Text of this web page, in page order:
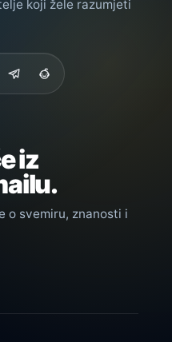
koji žele razumjeti
iz
o svemiru, znanosti i